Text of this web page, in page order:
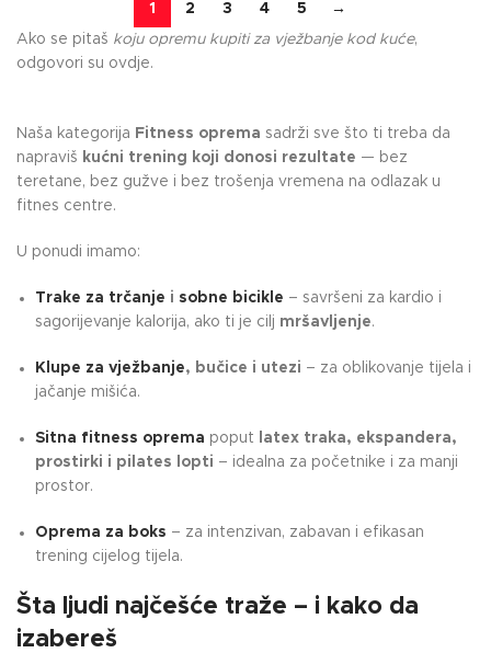
1 2 3 4 5
→
Ako se pitaš koju opremu kupiti za vježbanje kod kuće,
odgovori su ovdje.
Naša kategorija Fitness oprema sadrži sve što ti treba da
napraviš kućni trening koji donosi rezultate — bez
teretane, bez gužve i bez trošenja vremena na odlazak u
fitnes centre.
U ponudi imamo:
Trake za trčanje i sobne bicikle – savršeni za kardio i
sagorijevanje kalorija, ako ti je cilj mršavljenje.
Klupe za vježbanje, bučice i utezi – za oblikovanje tijela i
jačanje mišića.
Sitna fitness oprema poput
latex traka, ekspandera,
prostirki i pilates lopti – idealna za početnike i za manji
prostor.
Oprema za boks – za intenzivan, zabavan i efikasan
trening cijelog tijela.
Šta ljudi najčešće traže – i kako da
izabereš